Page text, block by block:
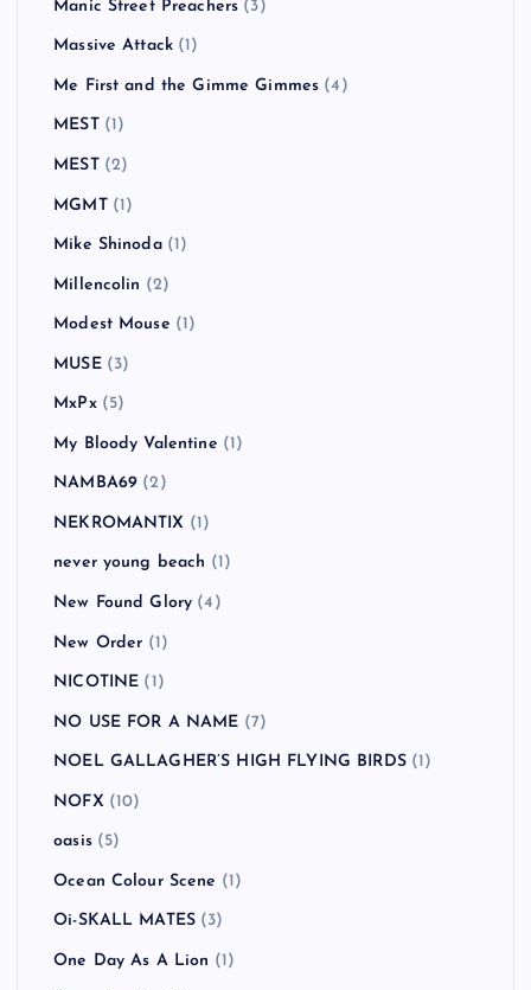
Manic Street Preachers (3)
Massive Attack (1)
Me First and the Gimme Gimmes (4)
MEST(1)
MEST(2)
MGMT(1)
Mike Shinoda(1)
Millencolin (2)
Modest Mouse (1)
MUSE(3)
MxPx(5)
My Bloody Valentine (1)
NAMBA69 (2)
NEKROMANTIX (1)
never young beach (1)
New Found Glory (4)
New Order (1)
NICOTINE (1)
NO USE FOR A NAME (7)
NOEL GALLAGHER’S HIGH FLYING BIRDS(1)
NOFX (10)
oasis(5)
Ocean Colour Scene (1)
Oi-SKALL MATES (3)
One Day As A Lion (1)